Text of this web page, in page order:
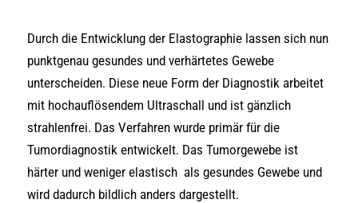
Durch die Entwicklung der Elastographie lassen sich nun
punktgenau gesundes und verhärtetes Gewebe
unterscheiden. Diese neue Form der Diagnostik arbeitet
mit hochauflösendem Ultraschall und ist gänzlich
strahlenfrei. Das Verfahren wurde primär für die
Tumordiagnostik entwickelt. Das Tumorgewebe ist
härter und weniger elastisch als gesundes Gewebe und
wird dadurch bildlich anders dargestellt.